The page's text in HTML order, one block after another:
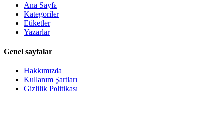
Ana Sayfa
Kategoriler
Etiketler
Yazarlar
Genel sayfalar
Hakkımızda
Kullanım Şartları
Gizlilik Politikası